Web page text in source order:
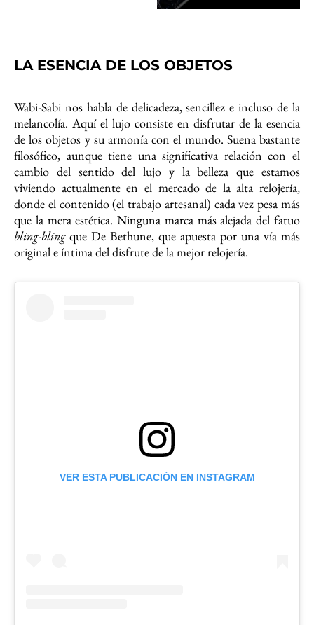
LA ESENCIA DE LOS OBJETOS
Wabi-Sabi nos habla de delicadeza, sencillez e incluso de la
melancolía. Aquí el lujo consiste en disfrutar de la esencia
de los objetos y su armonía con el mundo. Suena bastante
filosófico, aunque tiene una significativa relación con el
cambio del sentido del lujo y la belleza que estamos
viviendo actualmente en el mercado de la alta relojería,
donde el contenido (el trabajo artesanal) cada vez pesa más
que la mera estética. Ninguna marca más alejada del fatuo
bling-blingque De Bethune, que apuesta por una vía más
original e íntima del disfrute de la mejor relojería.
VER ESTA PUBLICACIÓN EN INSTAGRAM